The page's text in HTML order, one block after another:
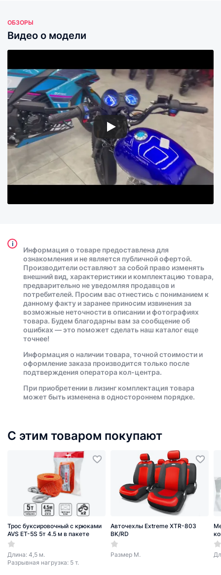
ОБЗОРЫ
Видео о модели
i
Информация о товаре предоставлена для
ознакомления и не является публичной офертой.
Производители оставляют за собой право изменять
внешний вид, характеристики и комплектацию товара,
предварительно не уведомляя продавцов и
потребителей. Просим вас отнестись с пониманием к
данному факту и заранее приносим извинения за
возможные неточности в описании и фотографиях
товара. Будем благодарны вам за сообщение об
ошибках — это поможет сделать наш каталог еще
точнее!
Информация о наличии товара, точной стоимости и
оформление заказа производится только после
подтверждения оператора кол-центра.
При приобретении в лизинг комплектация товара
может быть изменена в одностороннем порядке.
С этим товаром покупают
Трос буксировочный с крюками
AVS ET-5S 5т 4.5 м в пакете
Длина: 4,5 м.
Разрывная нагрузка: 5 т.
Авточехлы Extreme XTR-803
BK/RD
Размер М.